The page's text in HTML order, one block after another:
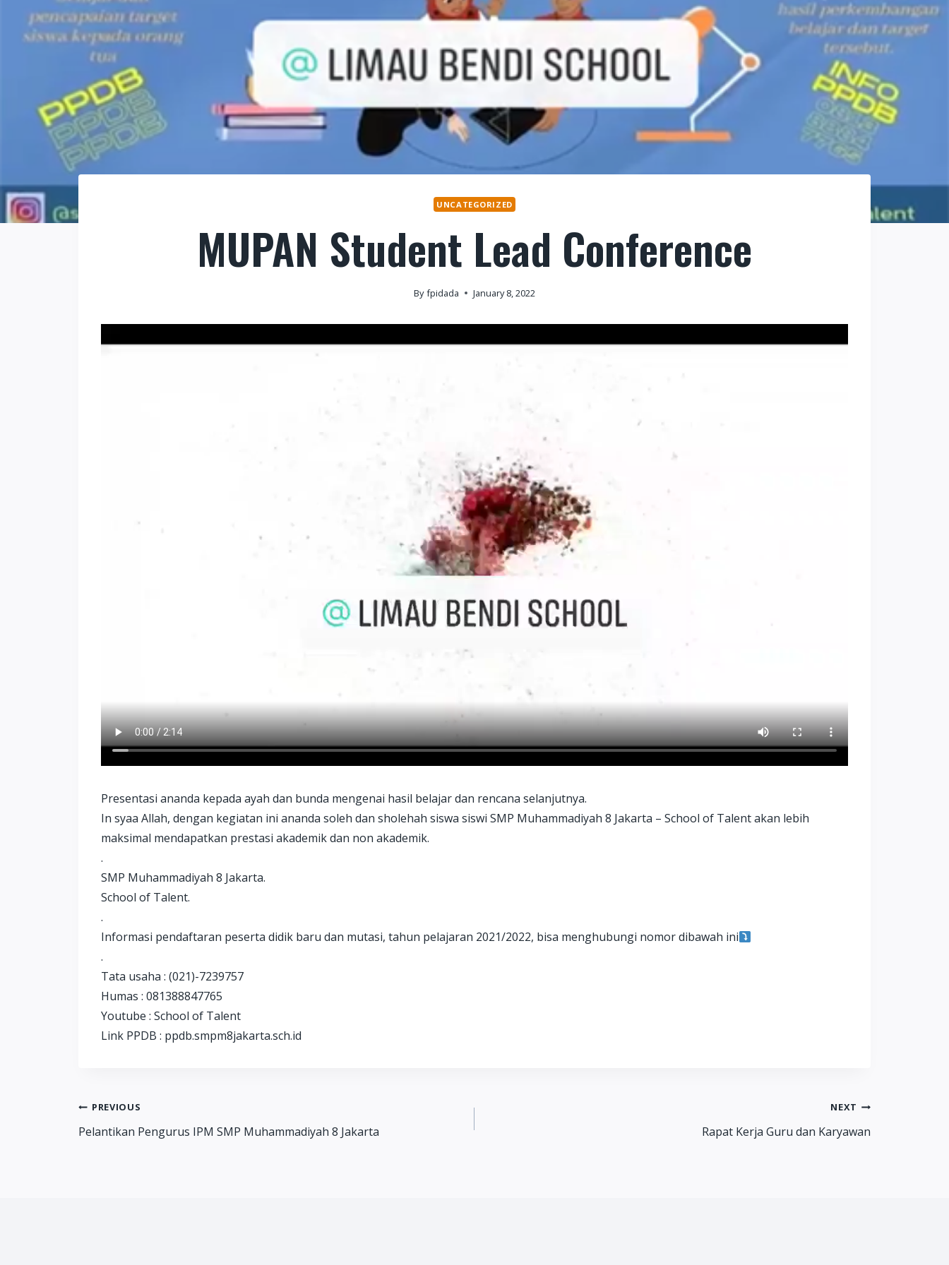
UNCATEGORIZED
MUPAN Student Lead Conference
Byfpidada January 8, 2022
Presentasi ananda kepada ayah dan bunda mengenai hasil belajar dan rencana selanjutnya.
In syaa Allah, dengan kegiatan ini ananda soleh dan sholehah siswa siswi SMP Muhammadiyah 8 Jakarta – School of Talent akan lebih
maksimal mendapatkan prestasi akademik dan non akademik.
.
SMP Muhammadiyah 8 Jakarta.
School of Talent.
.
Informasi pendaftaran peserta didik baru dan mutasi, tahun pelajaran 2021/2022, bisa menghubungi nomor dibawah ini
.
Tata usaha : (021)-7239757
Humas : 081388847765
Youtube : School of Talent
Link PPDB : ppdb.smpm8jakarta.sch.id
Post
PREVIOUS
Pelantikan Pengurus IPM SMP Muhammadiyah 8 Jakarta
NEXT
Rapat Kerja Guru dan Karyawan